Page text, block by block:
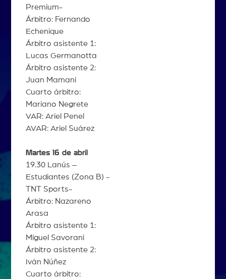
Premium-
Árbitro: Fernando
Echenique
Árbitro asistente 1:
Lucas Germanotta
Árbitro asistente 2:
Juan Mamani
Cuarto árbitro:
Mariano Negrete
VAR: Ariel Penel
AVAR: Ariel Suárez
Martes 16 de abril
19.30 Lanús –
Estudiantes (Zona B) -
TNT Sports-
Árbitro: Nazareno
Arasa
Árbitro asistente 1:
Miguel Savorani
Árbitro asistente 2:
Iván Núñez
Cuarto árbitro: